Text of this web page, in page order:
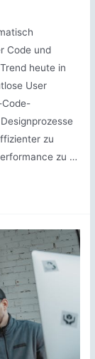
Code und
heute in
User
Code-
zu
zu …